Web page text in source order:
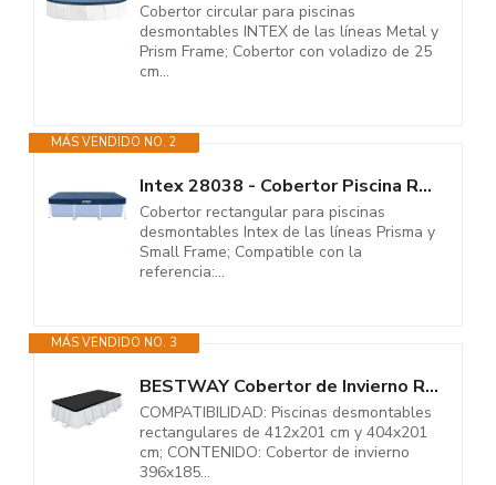
Cobertor circular para piscinas
desmontables INTEX de las líneas Metal y
Prism Frame; Cobertor con voladizo de 25
cm...
MÁS VENDIDO NO. 2
Intex 28038 - Cobertor Piscina Rectangular Prisma/Small Frame 300 x 200 cm,...
Cobertor rectangular para piscinas
desmontables Intex de las líneas Prisma y
Small Frame; Compatible con la
referencia:...
MÁS VENDIDO NO. 3
BESTWAY Cobertor de Invierno Rectangular 396x185 cm para Piscinas...
COMPATIBILIDAD: Piscinas desmontables
rectangulares de 412x201 cm y 404x201
cm; CONTENIDO: Cobertor de invierno
396x185...